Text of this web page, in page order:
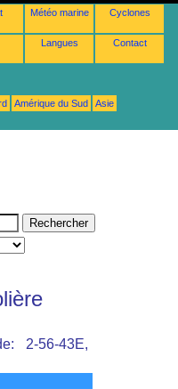
Météo marine Cyclones
Langues Contact
Amérique du Sud
Asie
2-56-43E,